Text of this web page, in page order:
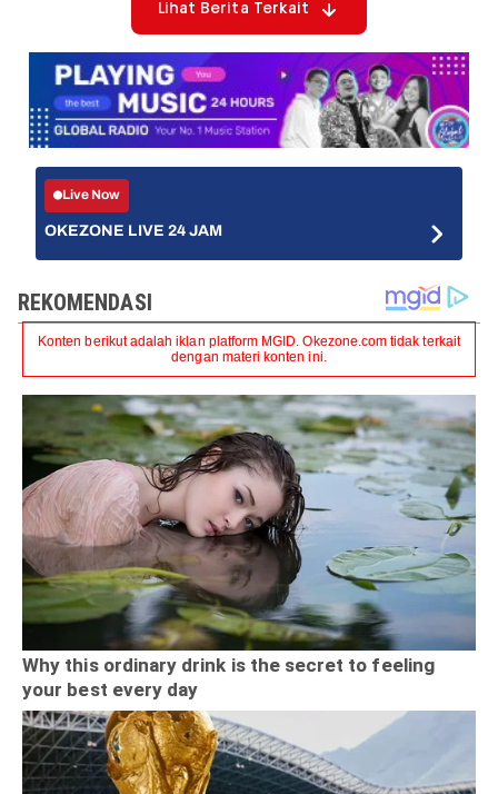
Lihat Berita Terkait
Live Now
OKEZONE LIVE 24 JAM